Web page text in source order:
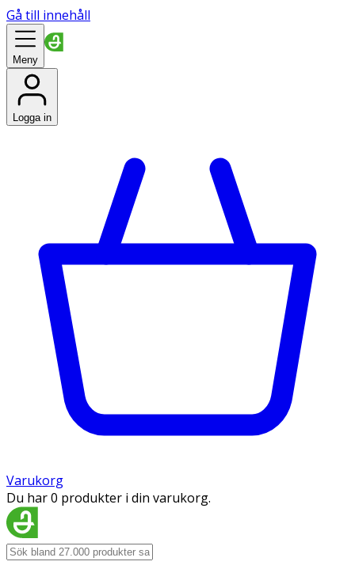
Gå till innehåll
Meny
Logga in
Varukorg
Du har 0 produkter i din varukorg.